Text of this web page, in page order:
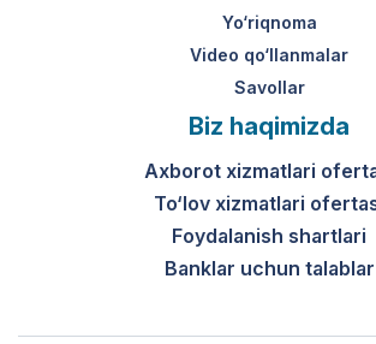
эта услуга входит в перечень
мер по адаптации жилищно-
бытовых условий лиц,
уходе, для создания
безбарьерной среды.
Yo‘riqnoma
Video qo‘llanmalar
Savollar
Biz haqimizda
Axborot xizmatlari
To‘lov xizmatlari
Foydalanish shartlari
Banklar uchun talablar